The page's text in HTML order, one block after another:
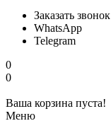
Заказать звонок
WhatsApp
Telegram
0
0
Ваша корзина пуста!
Меню